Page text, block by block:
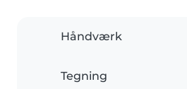
Håndværk
Tegning